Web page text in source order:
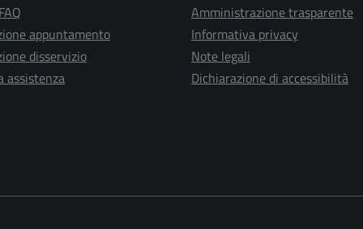
appuntamento
disservizio
assistenza
Amministrazione trasparente
Informativa privacy
Note legali
Dichiarazione di accessibilità